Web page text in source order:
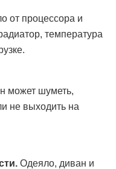
от процессора и
температура
может шуметь,
не выходить на
Одеяло, диван и